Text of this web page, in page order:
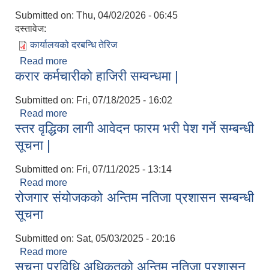
Submitted on: Thu, 04/02/2026 - 06:45
दस्तावेज:
कार्यालयको दरबन्धि तेरिज
Read more
कार्यालयको दरबन्दी तेरिज
करार कर्मचारीको हाजिरी सम्वन्धमा |
Submitted on: Fri, 07/18/2025 - 16:02
Read more
स्तर वृद्धिका लागी आवेदन फारम भरी पेश गर्ने सम्बन्धी
सूचना |
Submitted on: Fri, 07/11/2025 - 13:14
Read more
सूचना |
रोजगार संयोजकको अन्तिम नतिजा प्रशासन सम्बन्धी
सूचना
Submitted on: Sat, 05/03/2025 - 20:16
Read more
सूचना
सूचना प्रविधि अधिकृतको अन्तिम नतिजा प्रशासन